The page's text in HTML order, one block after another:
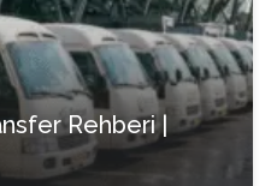
Rehberi |